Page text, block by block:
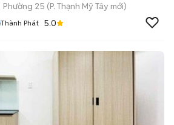
Phường 25 (P. Thạnh Mỹ Tây mới)
Thành Phát 5.0